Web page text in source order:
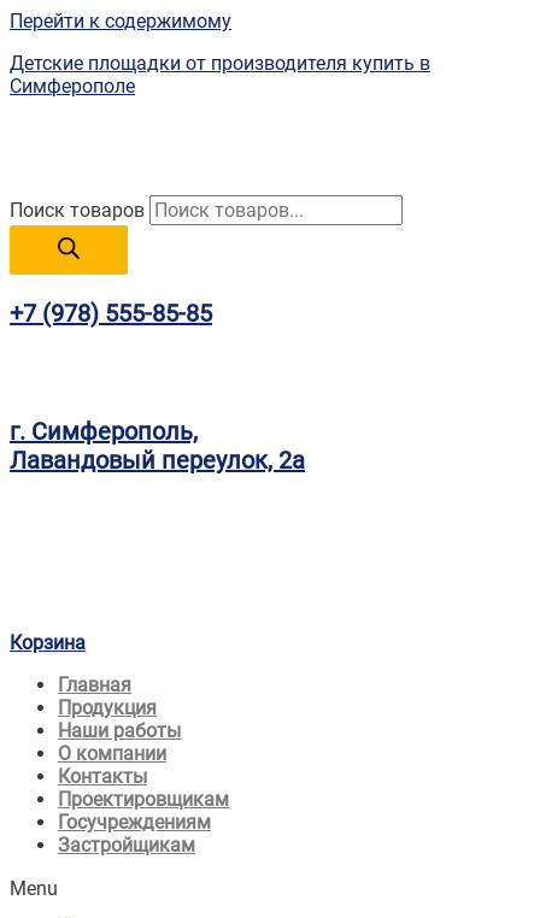
Перейти к содержимому
Детские площадки от производителя купить в
Симферополе
Поиск товаров
+7 (978) 555-85-85
г. Симферополь,
Лавандовый переулок, 2а
Корзина
Главная
Продукция
Наши работы
О компании
Контакты
Проектировщикам
Госучреждениям
Застройщикам
Menu